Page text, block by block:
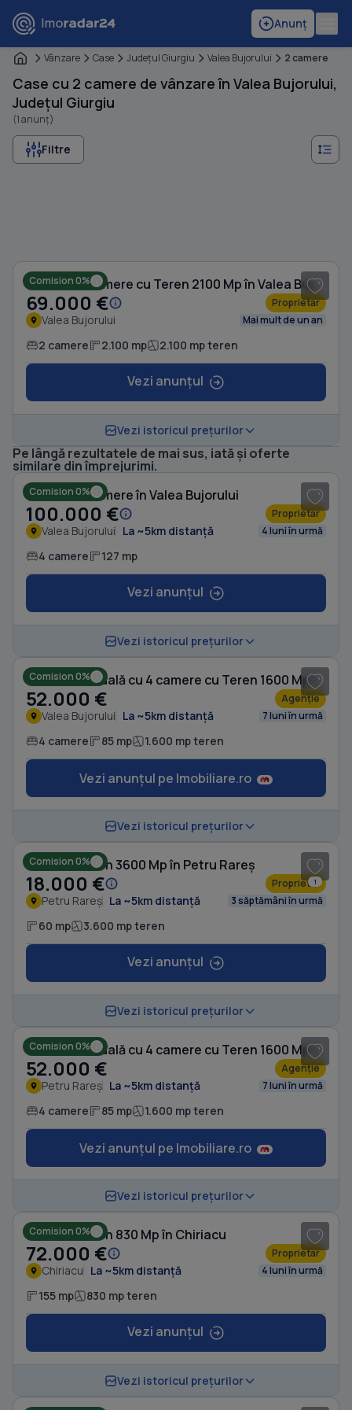
Anunț
Vânzare Case Judeţul Giurgiu Valea Bujorului 2 camere
Case cu 2 camere de vânzare în Valea Bujorului,
Județul Giurgiu
(1 anunț)
Filtre
Comision 0% Casă cu 2 camere cu Teren 2100 Mp în Valea Bujorului
69.000 € Proprietar
Valea Bujorului Mai mult de un an
2 camere 2.100 mp 2.100 mp teren
Vezi anunțul
Vezi istoricul prețurilor
Pe lângă rezultatele de mai sus, iată și oferte
similare din împrejurimi.
Comision 0%
Casă cu 4 camere în Valea Bujorului
100.000 € Proprietar
Valea Bujorului La ~5km distanță 4 luni în urmă
4 camere 127 mp
Vezi anunțul
Vezi istoricul prețurilor
Comision 0% Casă individuală cu 4 camere cu Teren 1600 Mp în Valea Bujorului
52.000 € Agenție
Valea Bujorului La ~5km distanță 7 luni în urmă
4 camere 85 mp 1.600 mp teren
Vezi anunțul pe Imobiliare.ro
Vezi istoricul prețurilor
1
Comision 0%
Casă cu Teren 3600 Mp în Petru Rareș
18.000 € Proprietar
Petru Rareș La ~5km distanță 3 săptămâni în urmă
60 mp 3.600 mp teren
Vezi anunțul
Vezi istoricul prețurilor
Comision 0% Casă individuală cu 4 camere cu Teren 1600 Mp în Petru Rareș
52.000 € Agenție
Petru Rareș La ~5km distanță 7 luni în urmă
4 camere 85 mp 1.600 mp teren
Vezi anunțul pe Imobiliare.ro
Vezi istoricul prețurilor
Comision 0%
Casă cu Teren 830 Mp în Chiriacu
72.000 € Proprietar
Chiriacu La ~5km distanță 4 luni în urmă
155 mp 830 mp teren
Vezi anunțul
Vezi istoricul prețurilor